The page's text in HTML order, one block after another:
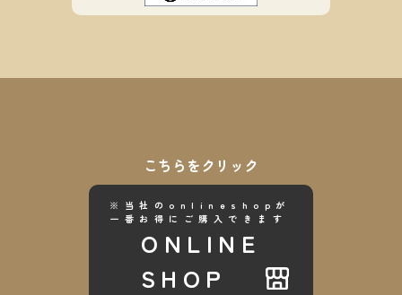
こちらをクリック
※当社のonlineshopが
一番お得にご購入できます
ONLINE
SHOP